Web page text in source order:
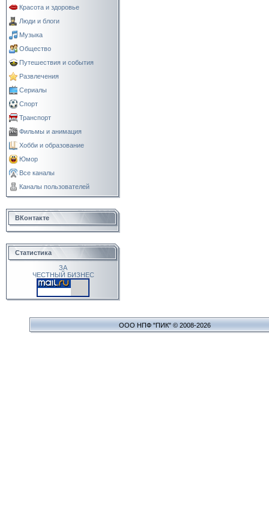
Красота и здоровье
Люди и блоги
Музыка
Общество
Путешествия и события
Развлечения
Сериалы
Спорт
Транспорт
Фильмы и анимация
Хобби и образование
Юмор
Все каналы
Каналы пользователей
ВКонтакте
Статистика
ЗА
ЧЕСТНЫЙ БИЗНЕС
ООО НПФ "ПИК" © 2008-2026